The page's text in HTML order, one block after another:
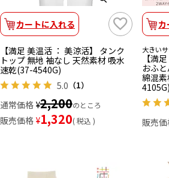
カートに入れる
【満足 美温活 ： 美涼活】 タンク
トップ 無地 袖なし 天然素材 吸水
速乾(37-4540G)
5.0 （1）
通常価格 ¥2,200のところ
販売価格 ¥1,320 税込
大きい
【満
おふ
綿混
4105G)
販売